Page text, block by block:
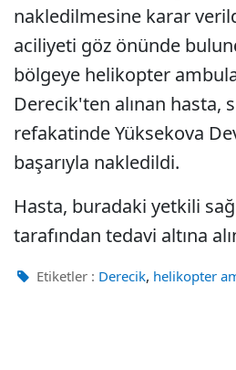
nakledilmesine karar
aciliyeti göz önünde
bölgeye helikopter
Derecik'ten alınan hasta,
refakatinde Yüksekova
başarıyla nakledildi.
Hasta, buradaki yetkili
tarafından tedavi altına
Etiketler : Derecik, helikopter